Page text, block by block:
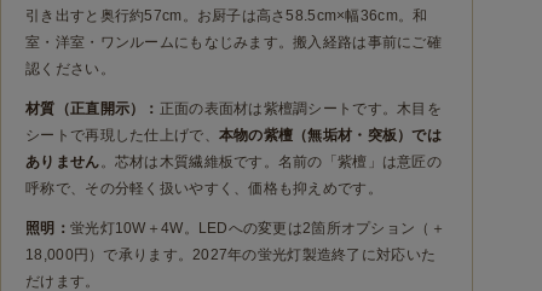
引き出すと奥行約57cm。お厨子は高さ58.5cm×幅36cm。和
室・洋室・ワンルームにもなじみます。搬入経路は事前にご確
認ください。
材質（正直開示）： 正面の表面材は紫檀調シートです。木目を
シートで再現した仕上げで、 本物の紫檀（無垢材・突板）では
ありません。芯材は木質繊維板です。名前の「紫檀」は意匠の
呼称で、その分軽く扱いやすく、価格も抑えめです。
照明： 蛍光灯10W＋4W。LEDへの変更は2箇所オプション（＋
18,000円）で承ります。2027年の蛍光灯製造終了に対応いた
だけます。